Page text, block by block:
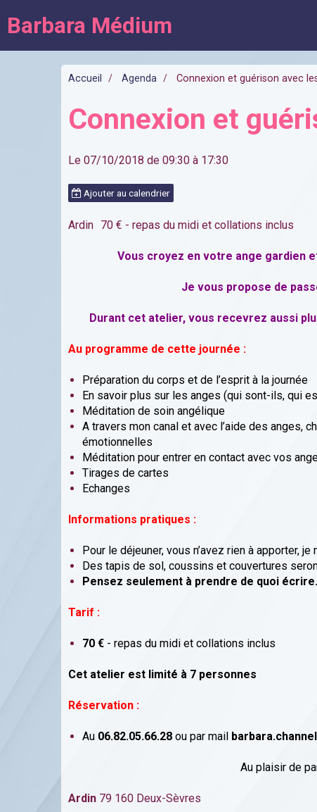
Barbara Médium
Accueil Agenda Connexion et guérison avec
Connexion et
Le 07/10/2018 de 09:30 à 17:30
Ajouter au calendrier
Ardin 70 € - repas du midi et collations inclus
Vous croyez en votre ange gardien
Je vous propose de
Durant cet atelier, vous recevrez aussi
Au programme de cette journée :
Préparation du corps et de l’esprit à la journée
En savoir plus sur les anges (qui sont-ils, qui
Méditation de soin angélique
A travers mon canal et avec l’aide des anges,
émotionnelles
Méditation pour entrer en contact avec vos
Tirages de cartes
Echanges
Informations pratiques :
Pour le déjeuner, vous n’avez rien à apporter, je
Des tapis de sol, coussins et couvertures
Pensez seulement à prendre de quoi écrire.
Tarif :
70 € - repas du midi et collations inclus
Cet atelier est limité à 7 personnes
Réservation :
Au 06.82.05.66.28 ou par mail
Au plaisir de
Ardin 79 160 Deux-Sèvres